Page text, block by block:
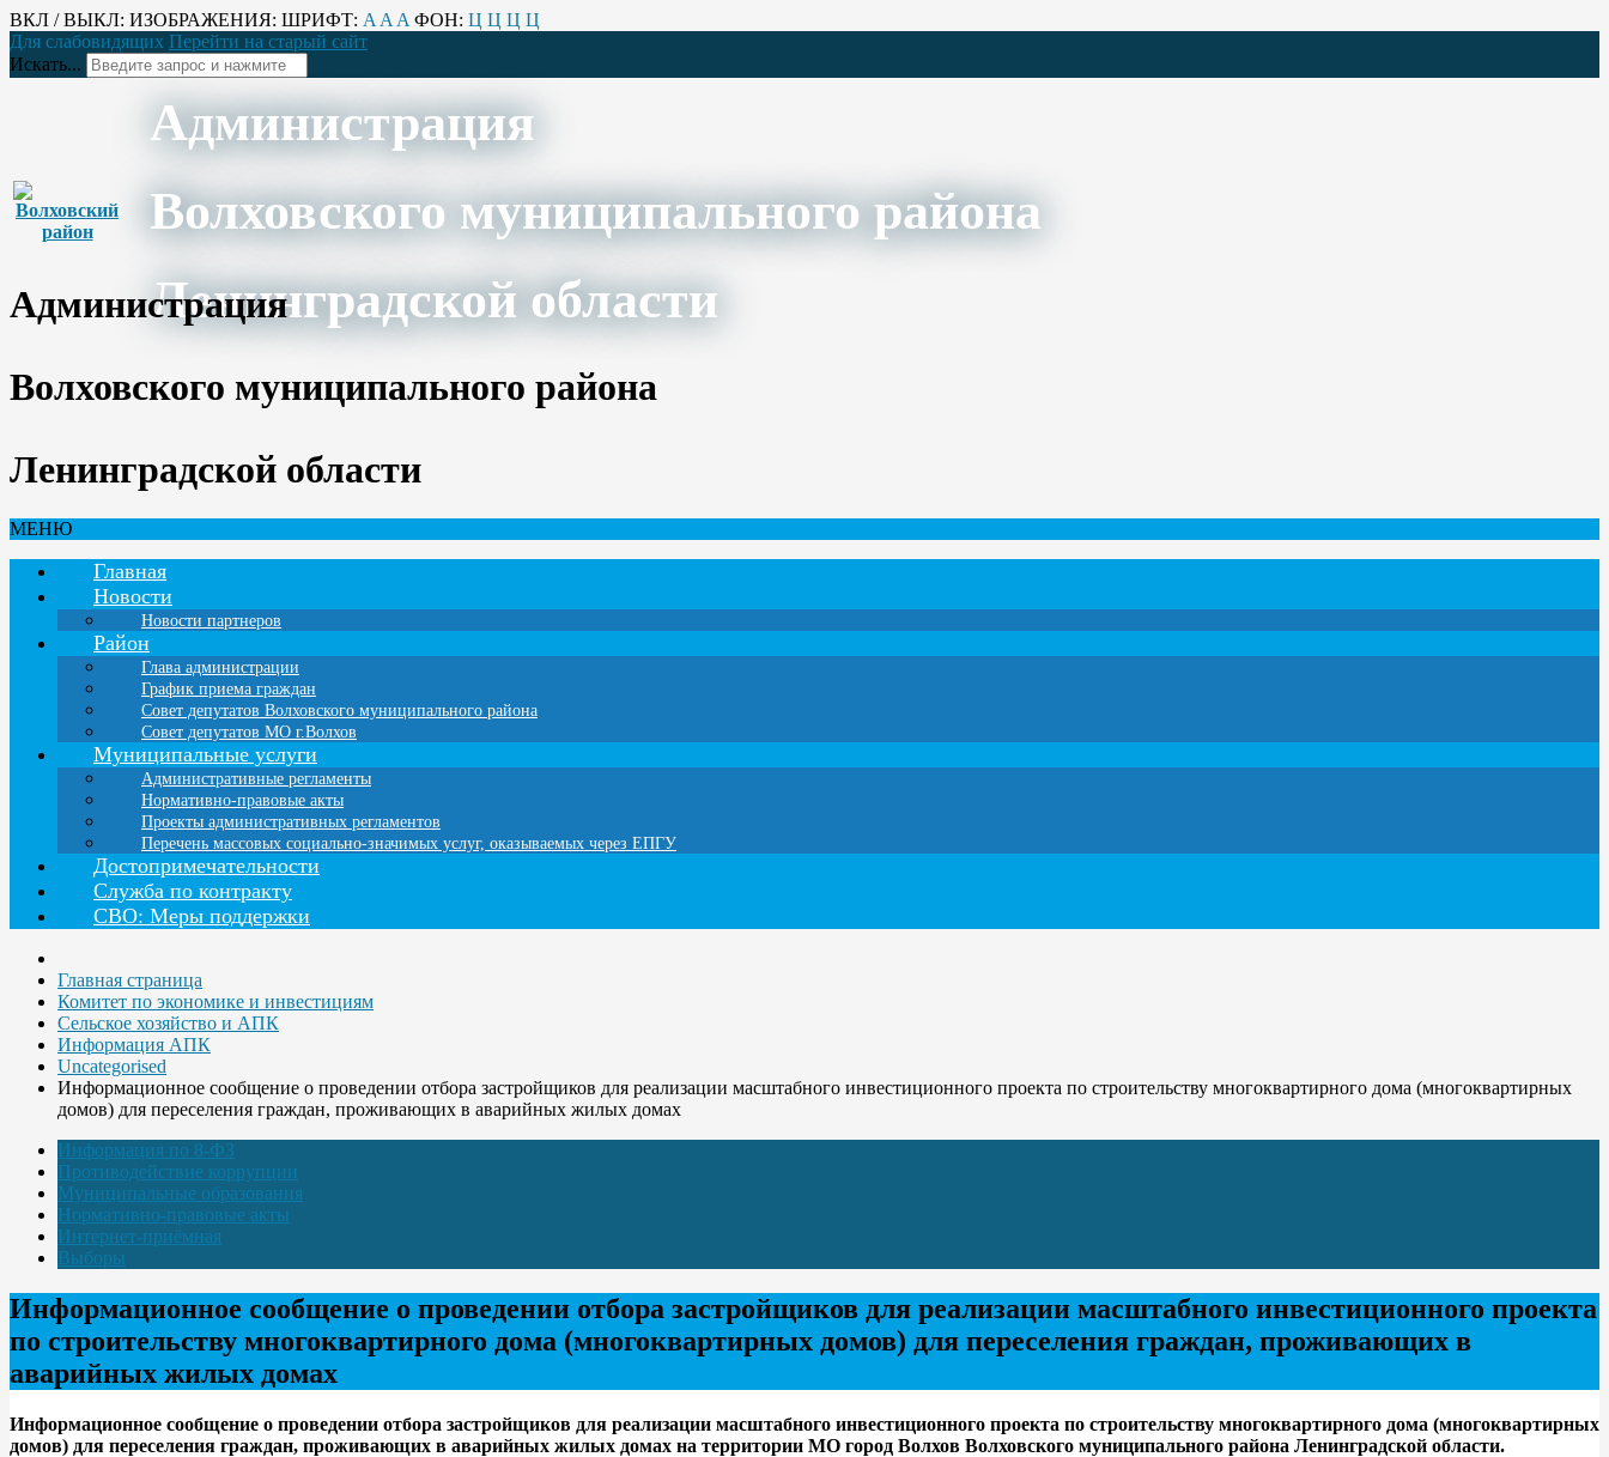
ВКЛ / ВЫКЛ: ИЗОБРАЖЕНИЯ: ШРИФТ: A A A ФОН: Ц Ц Ц Ц
Для слабовидящих Перейти на старый сайт
Искать...
Администрация
Волховского муниципального района
Ленинградской области
Администрация
Волховского муниципального района
Ленинградской области
МЕНЮ
Главная
Новости
Новости партнеров
Район
Глава администрации
График приема граждан
Совет депутатов Волховского муниципального района
Совет депутатов МО г.Волхов
Муниципальные услуги
Административные регламенты
Нормативно-правовые акты
Проекты административных регламентов
Перечень массовых социально-значимых услуг, оказываемых через ЕПГУ
Достопримечательности
Служба по контракту
СВО: Меры поддержки
Главная страница
Комитет по экономике и инвестициям
Сельское хозяйство и АПК
Информация АПК
Uncategorised
Информационное сообщение о проведении отбора застройщиков для реализации масштабного инвестиционного проекта по строительству многоквартирного дома (многоквартирных
домов) для переселения граждан, проживающих в аварийных жилых домах
Информация по 8-ФЗ
Противодействие коррупции
Муниципальные образования
Нормативно-правовые акты
Интернет-приёмная
Выборы
Информационное сообщение о проведении отбора застройщиков для реализации масштабного инвестиционного проекта
по строительству многоквартирного дома (многоквартирных домов) для переселения граждан, проживающих в
аварийных жилых домах
Информационное сообщение о проведении отбора застройщиков для реализации масштабного инвестиционного проекта по строительству многоквартирного дома (многоквартирных
домов) для переселения граждан, проживающих в аварийных жилых домах на территории МО город Волхов Волховского муниципального района Ленинградской области.